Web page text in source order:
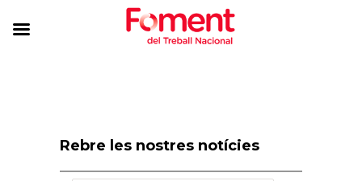
Rebre les nostres notícies